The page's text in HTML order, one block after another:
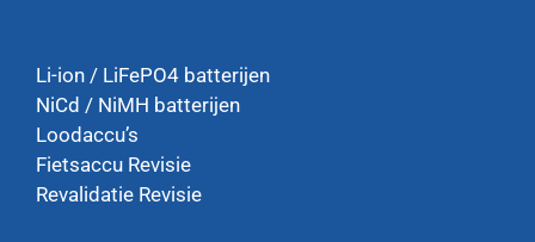
Li-ion / LiFePO4 batterijen
NiCd / NiMH batterijen
Loodaccu’s
Fietsaccu Revisie
Revalidatie Revisie